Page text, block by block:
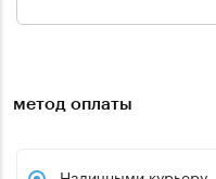
метод оплаты